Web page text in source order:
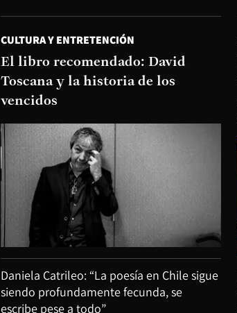
CULTURA Y ENTRETENCIÓN
El libro recomendado: David
Toscana y la historia de los
vencidos
Daniela Catrileo: “La poesía en Chile sigue
siendo profundamente fecunda, se
escribe pese a todo”